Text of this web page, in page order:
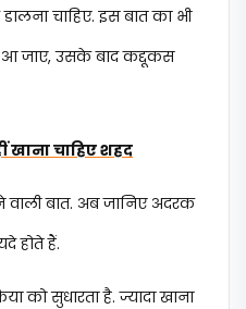
चाहिए. इस बात का भी
जाए, उसके बाद कद्दूकस
खाना चाहिए शहद
बात. अब जानिए अदरक
होते हैं.
को सुधारता है. ज्यादा खाना